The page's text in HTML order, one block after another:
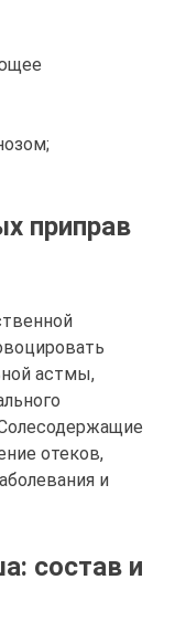
приправ
астмы,
отеков,
и
состав и